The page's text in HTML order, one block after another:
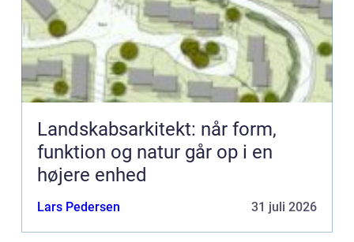
Landskabsarkitekt: når form,
funktion og natur går op i en
højere enhed
Lars Pedersen 31 juli 2026